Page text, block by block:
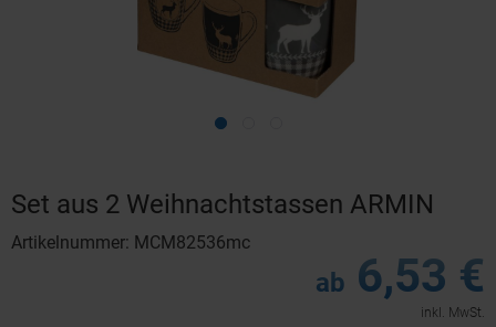
Set aus 2 Weihnachtstassen ARMIN
Artikelnummer: MCM82536mc
ab 6,53 €
inkl. MwSt.